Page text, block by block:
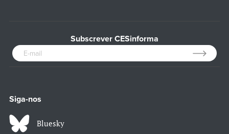
Subscrever CESinforma
Siga-nos
Bluesky